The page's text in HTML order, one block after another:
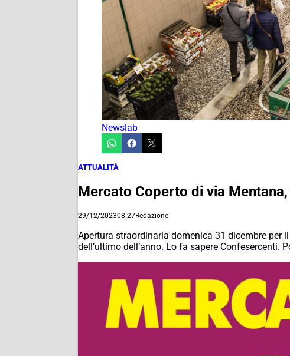
Newslab
ATTUALITÀ
Mercato Coperto di via
29/12/202308:27Redazione
Apertura straordinaria domenica 31 dicembre per
dell’ultimo dell’anno. Lo fa sapere Confesercenti.